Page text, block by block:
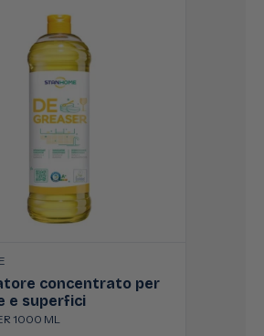
concentrato per
e superfici
1000 ML